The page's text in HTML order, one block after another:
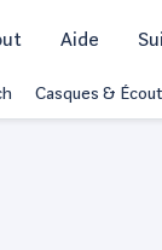
Aide
Casques &